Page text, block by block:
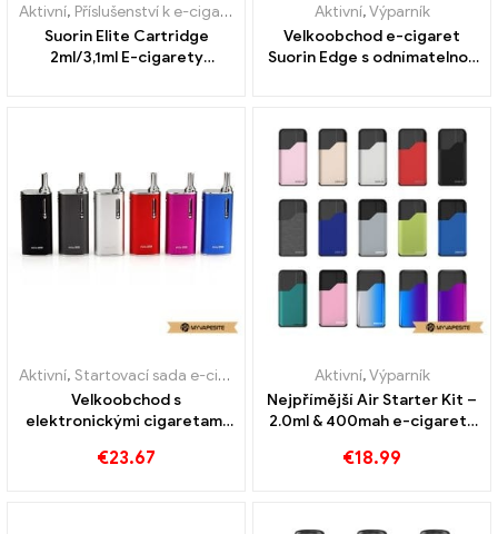
Aktivní, Příslušenství k e-cigaretám
Výparník
Suorin Elite Cartridge
2ml/3,1ml E-cigarety
Aktivní,Výparník
Velkoobchod e-cigaret
Suorin Edge s odnímatelnou
Aktivní, Startovací sada e-cigaret
Velkoobchod s
elektronickými cigaretami
na zakázku
€23.67
Aktivní,Výparník
Nejpřímější Air Starter Kit –
2.0ml & 400mah e-cigarety
€18.99